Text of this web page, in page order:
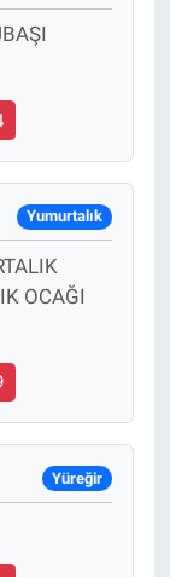
Yumurtalık
OCAĞI
Yüreğir